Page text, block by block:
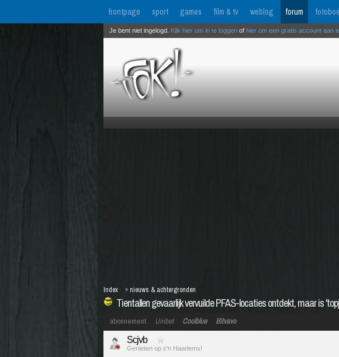
frontpage sport games film & tv weblog forum
Je bent niet ingelogd. Klik hier om in te loggen of hier om een gratis account aan
Tientallen gevaarlijk vervuilde PFAS-locaties ontdekt, maar is
Index » nieuws & achtergronden
abonnement Unibet Coolblue Bitvavo
Scjvb
Genieten op z'n Haarlems!